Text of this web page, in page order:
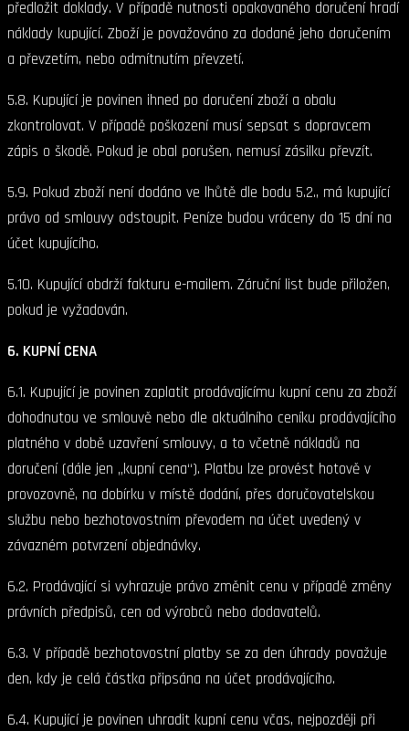
předložit doklady. V případě nutnosti opakovaného doručení hradí
náklady kupující. Zboží je považováno za dodané jeho doručením
a převzetím, nebo odmítnutím převzetí.
5.8. Kupující je povinen ihned po doručení zboží a obalu
zkontrolovat. V případě poškození musí sepsat s dopravcem
zápis o škodě. Pokud je obal porušen, nemusí zásilku převzít.
5.9. Pokud zboží není dodáno ve lhůtě dle bodu 5.2., má kupující
právo od smlouvy odstoupit. Peníze budou vráceny do 15 dní na
účet kupujícího.
5.10. Kupující obdrží fakturu e-mailem. Záruční list bude přiložen,
pokud je vyžadován.
6. KUPNÍ CENA
6.1. Kupující je povinen zaplatit prodávajícímu kupní cenu za zboží
dohodnutou ve smlouvě nebo dle aktuálního ceníku prodávajícího
platného v době uzavření smlouvy, a to včetně nákladů na
doručení (dále jen „kupní cena“). Platbu lze provést hotově v
provozovně, na dobírku v místě dodání, přes doručovatelskou
službu nebo bezhotovostním převodem na účet uvedený v
závazném potvrzení objednávky.
6.2. Prodávající si vyhrazuje právo změnit cenu v případě změny
právních předpisů, cen od výrobců nebo dodavatelů.
6.3. V případě bezhotovostní platby se za den úhrady považuje
den, kdy je celá částka připsána na účet prodávajícího.
6.4. Kupující je povinen uhradit kupní cenu včas, nejpozději při